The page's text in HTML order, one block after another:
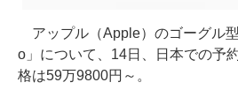
アップル（Apple）のゴーグル
o」について、14日、日本での予
格は59万9800円～。